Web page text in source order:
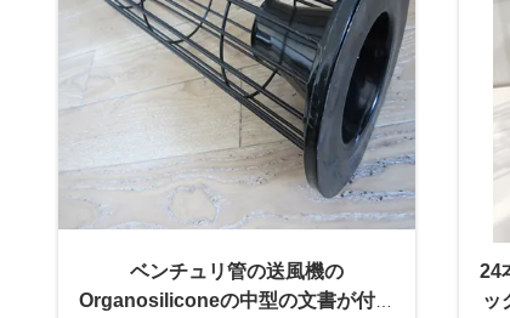
ベンチュリ管の送風機の
Organosiliconeの中型の文書が付い
24
ッ